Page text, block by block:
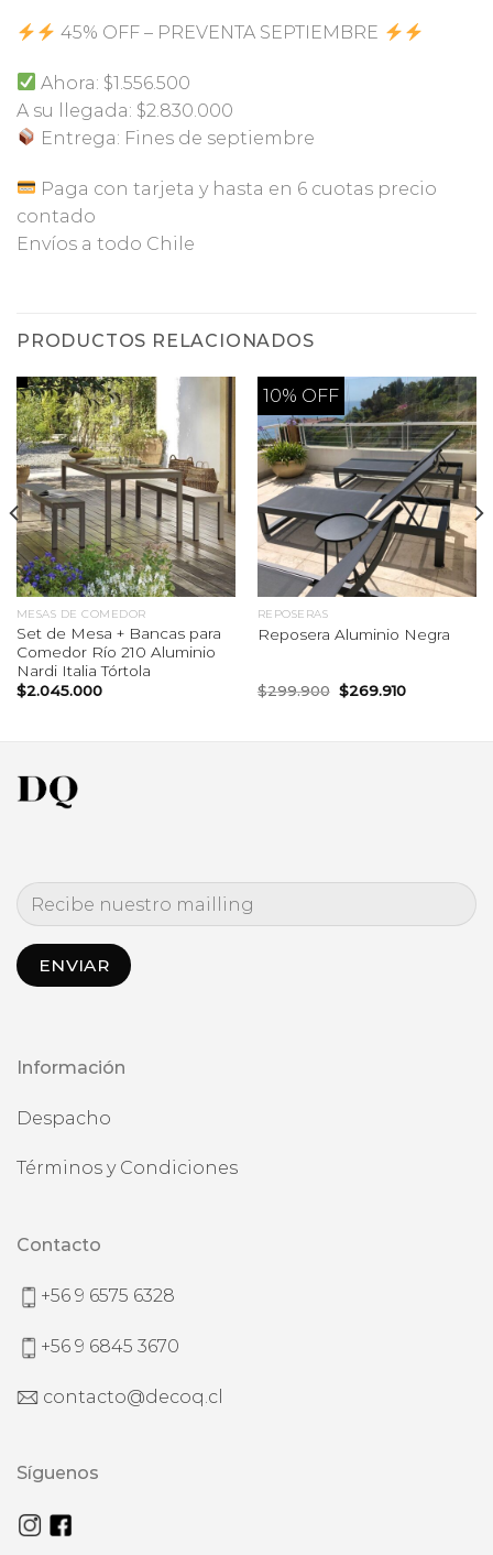
45% OFF – PREVENTA SEPTIEMBRE
Ahora: $1.556.500
A su llegada: $2.830.000
Entrega: Fines de septiembre
Paga con tarjeta y hasta en 6 cuotas precio
contado
Envíos a todo Chile
PRODUCTOS RELACIONADOS
MESAS DE COMEDOR
Set de Mesa + Bancas para
Comedor Río 210 Aluminio
Nardi Italia Tórtola
$2.045.000
10% OFF
REPOSERAS
Reposera Aluminio Negra
$299.900 El
precio
$269.910El
Información
Despacho
Términos y Condiciones
Contacto
+56 9 6575 6328
+56 9 6845 3670
contacto@decoq.cl
Síguenos